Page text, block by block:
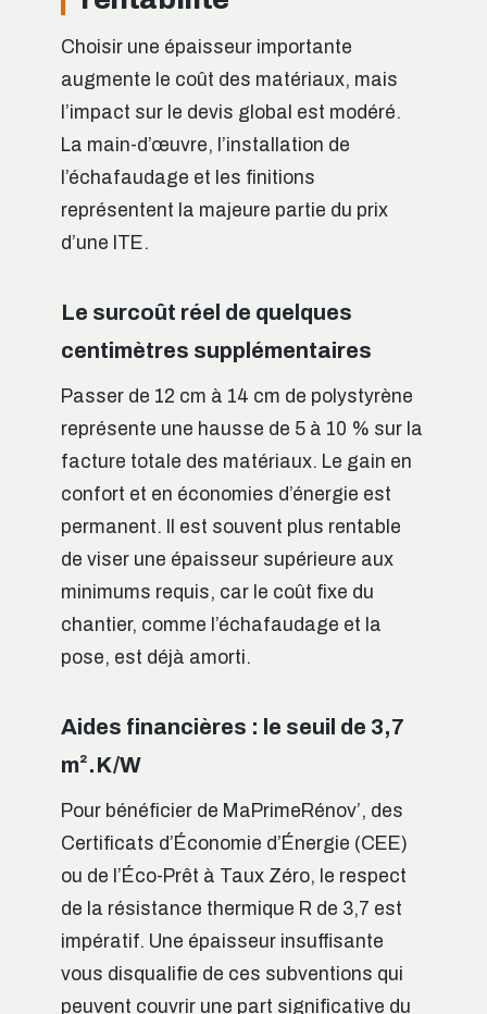
Choisir une épaisseur importante
augmente le coût des matériaux, mais
l’impact sur le devis global est modéré.
La main-d’œuvre, l’installation de
l’échafaudage et les finitions
représentent la majeure partie du prix
d’une ITE.
Le surcoût réel de quelques
centimètres supplémentaires
Passer de 12 cm à 14 cm de polystyrène
représente une hausse de 5 à 10 % sur la
facture totale des matériaux. Le gain en
confort et en économies d’énergie est
permanent. Il est souvent plus rentable
de viser une épaisseur supérieure aux
minimums requis, car le coût fixe du
chantier, comme l’échafaudage et la
pose, est déjà amorti.
Aides financières : le seuil de 3,7
m².K/W
Pour bénéficier de MaPrimeRénov’, des
Certificats d’Économie d’Énergie (CEE)
ou de l’Éco-Prêt à Taux Zéro, le respect
de la résistance thermique R de 3,7 est
impératif. Une épaisseur insuffisante
vous disqualifie de ces subventions qui
peuvent couvrir une part significative du